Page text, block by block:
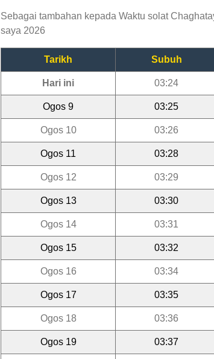
Sebagai tambahan kepada Waktu solat
saya 2026
Tarikh Subuh
Hari ini 03:24
Ogos 9 03:25
Ogos 10 03:26
Ogos 11 03:28
Ogos 12 03:29
Ogos 13 03:30
Ogos 14 03:31
Ogos 15 03:32
Ogos 16 03:34
Ogos 17 03:35
Ogos 18 03:36
Ogos 19 03:37